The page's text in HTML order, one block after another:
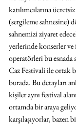
katılımcılarına
(sergileme sahnesine)
sahnemizi ziyaret
yerlerinde konserler
operatörleri bu esnada
Caz Festivali ile ortak
burada. Bu detayları
kişiler aynı festival
ortamda bir araya
karşılaşıyorlar, bazen